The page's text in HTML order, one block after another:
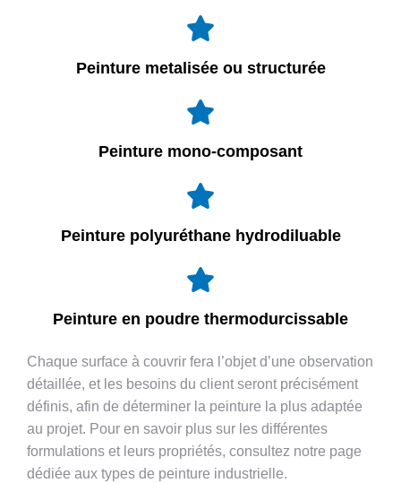
Peinture metalisée ou structurée
Peinture mono-composant
Peinture polyuréthane hydrodiluable
Peinture en poudre thermodurcissable
Chaque surface à couvrir fera l’objet d’une observation
détaillée, et les besoins du client seront précisément
définis, afin de déterminer la peinture la plus adaptée
au projet. Pour en savoir plus sur les différentes
formulations et leurs propriétés, consultez notre page
dédiée aux types de peinture industrielle.